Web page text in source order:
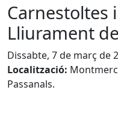
Carnestoltes
Lliurament
Dissabte, 7 de març de
Localització:
Passanals.